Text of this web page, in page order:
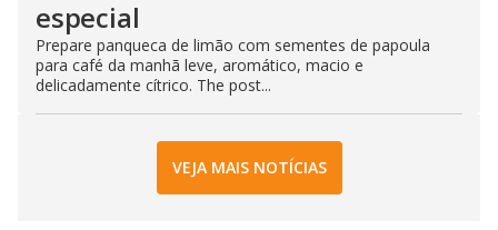
especial
Prepare panqueca de limão com sementes de papoula
para café da manhã leve, aromático, macio e
delicadamente cítrico. The post...
VEJA MAIS NOTÍCIAS